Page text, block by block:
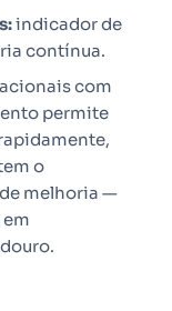
indicador de
contínua.
com
permite
o
melhoria —